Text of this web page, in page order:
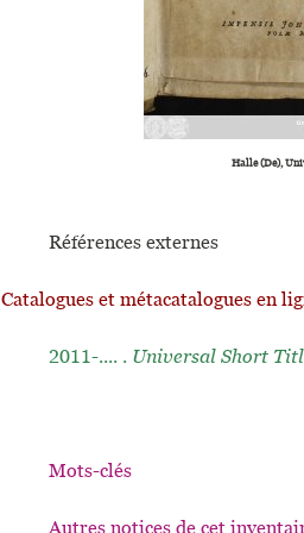
Halle (De),
Références externes
Catalogues et métacatalogues en
2011-.... . Universal Short
Mots-clés
Autres notices de cet